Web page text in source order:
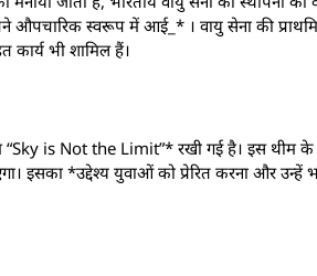
औपचारिक स्वरूप में आई_* । वायु सेना की
कार्य भी शामिल हैं।
is Not the Limit”* रखी गई है। इस थीम
इसका *उद्देश्य युवाओं को प्रेरित करना और उन्हें